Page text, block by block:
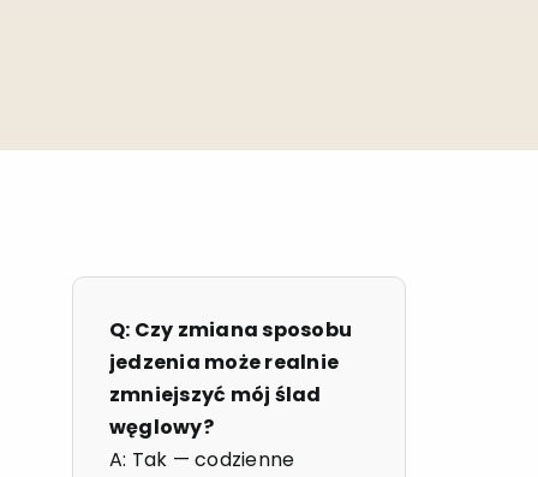
Q: Czy zmiana sposobu
jedzenia może realnie
zmniejszyć mój ślad
węglowy?
A: Tak — codzienne